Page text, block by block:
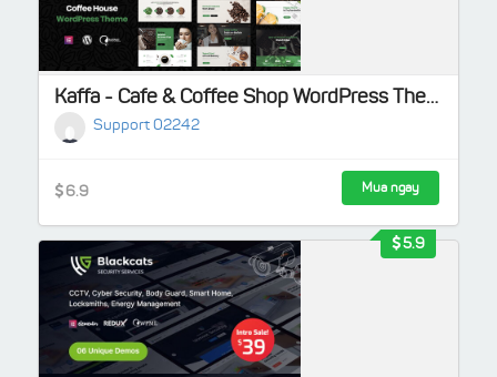
Kaffa - Cafe & Coffee Shop WordPress Theme + RTL
Support 02242
6.9 Mua ngay
5.9